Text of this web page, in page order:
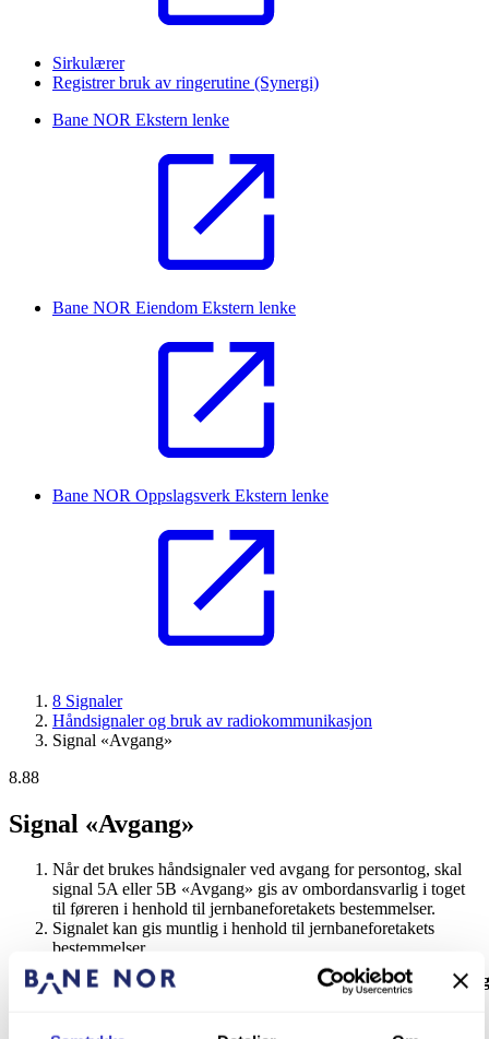
Sirkulærer
Registrer bruk av ringerutine (Synergi)
Bane NOR Ekstern lenke
Bane NOR Eiendom Ekstern lenke
Bane NOR Oppslagsverk Ekstern lenke
8 Signaler
Håndsignaler og bruk av radiokommunikasjon
Signal «Avgang»
8.88
Signal «Avgang»
Når det brukes håndsignaler ved avgang for persontog, skal
signal 5A eller 5B «Avgang» gis av ombordansvarlig i toget
til føreren i henhold til jernbaneforetakets bestemmelser.
Signalet kan gis muntlig i henhold til jernbaneforetakets
bestemmelser.
Signal
Signalnummer
og signalnavn
Signalbetydning
Dagsignal: